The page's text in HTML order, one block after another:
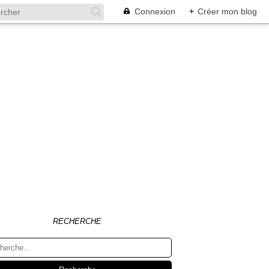
Connexion + Créer mon blog
RECHERCHE